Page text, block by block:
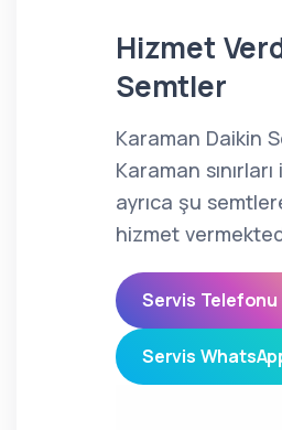
Hizmet
Semtler
Karaman Daikin
Karaman
ayrıca şu
hizmet
Servis Telefonu
Servis